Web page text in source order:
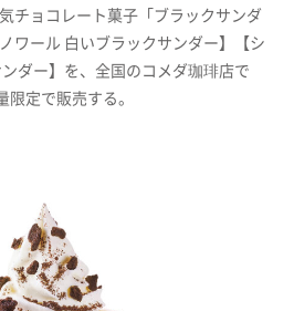
チョコレート菓子「ブラックサンダ
ワール 白いブラックサンダー】【シ
ダー】を、全国のコメダ珈琲店で
定で販売する。